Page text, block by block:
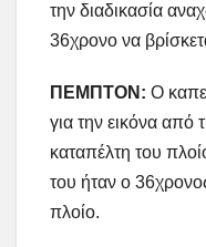
την διαδικασία
36χρονο να
ΠΕΜΠΤΟΝ: Ο
για την εικόνα από
καταπέλτη του
του ήταν ο
πλοίο.